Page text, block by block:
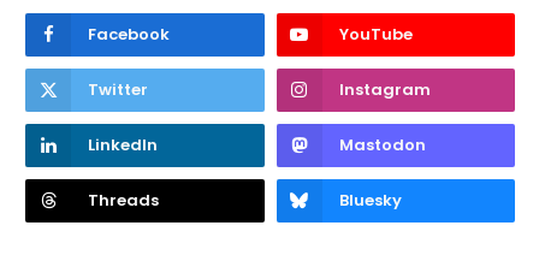
Facebook YouTube
Twitter Instagram
LinkedIn Mastodon
Threads Bluesky